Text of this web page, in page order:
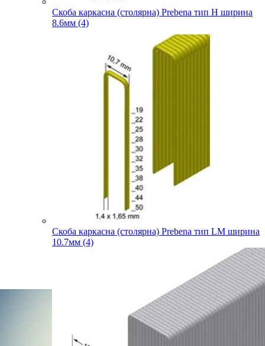
Скоба каркасна (столярна) Prebena тип H ширина
8.6мм (4)
Скоба каркасна (столярна) Prebena тип LM ширина
10.7мм (4)